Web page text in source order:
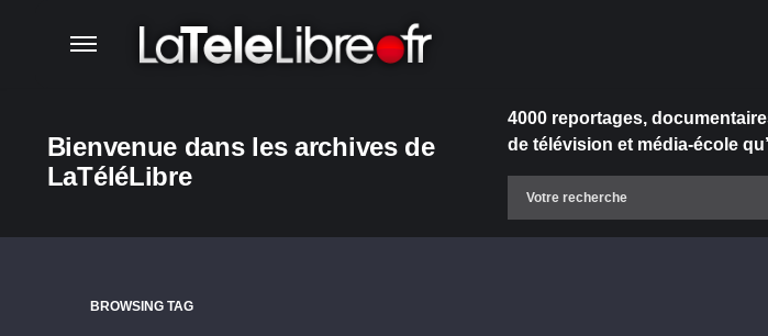
Bienvenue dans les archives de
LaTéléLibre
4000 reportages,
de télévision et média-école
BROWSING TAG